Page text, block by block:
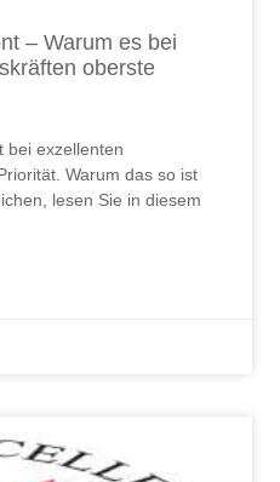
– Warum es bei
oberste
bei exzellenten
Warum das so ist
lesen Sie in diesem